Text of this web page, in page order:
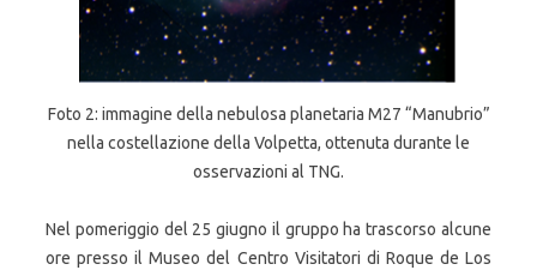
Foto 2: immagine della nebulosa planetaria M27 “Manubrio”
nella costellazione della Volpetta, ottenuta durante le
osservazioni al TNG.
Nel pomeriggio del 25 giugno il gruppo ha trascorso alcune
ore presso il Museo del Centro Visitatori di Roque de Los